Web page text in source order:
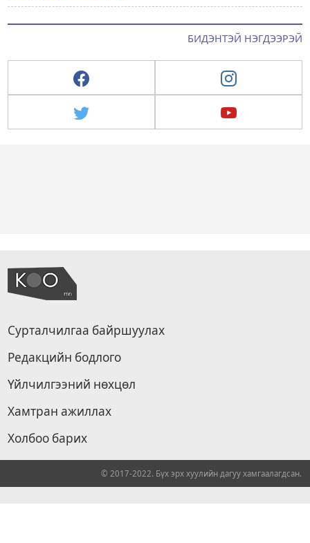
БИДЭНТЭЙ НЭГДЭЭРЭЙ
Сурталчилгаа байршуулах
Редакцийн бодлого
Үйлчилгээний нөхцөл
Хамтран ажиллах
Холбоо барих
© 2017-2022. Бүх эрх хуулийн дагуу хамгаалагдсан.